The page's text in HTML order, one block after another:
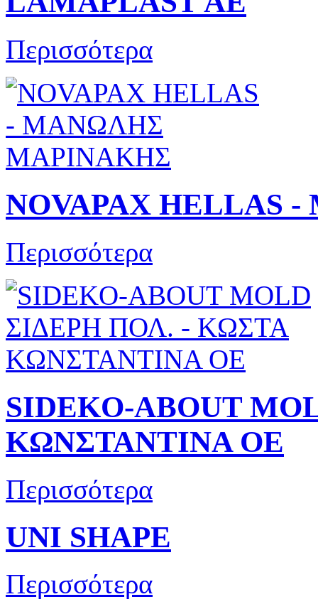
Περισσότερα
NOVAPAX
Περισσότερα
SIDEKO-ABOUT
ΚΩΝΣΤΑΝΤΙΝΑ ΟΕ
Περισσότερα
UNI SHAPE
Περισσότερα